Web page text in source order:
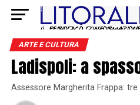
ARTE E CULTURA
Ladispoli: a
Assessore Margherita Frappa: